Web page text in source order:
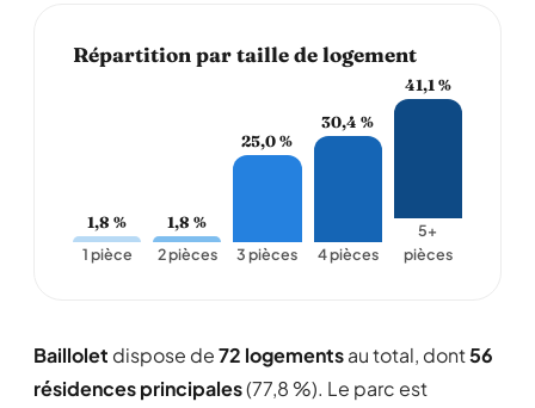
Répartition par taille de logement
1,8 %
1 pièce
1,8 %
2 pièces
25,0 %
3 pièces
30,4 %
4 pièces
41,1 %
5+
pièces
Baillolet dispose de72 logementsau total, dont56
résidences principales(77,8 %). Le parc est